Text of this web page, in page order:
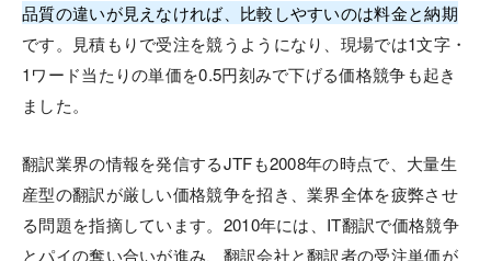
品質の違いが見えなければ、比較しやすいのは料金と納期
です。見積もりで受注を競うようになり、現場では1文字・
1ワード当たりの単価を0.5円刻みで下げる価格競争も起き
ました。
翻訳業界の情報を発信するJTFも2008年の時点で、大量生
産型の翻訳が厳しい価格競争を招き、業界全体を疲弊させ
る問題を指摘しています。2010年には、IT翻訳で価格競争
とパイの奪い合いが進み、翻訳会社と翻訳者の受注単価が